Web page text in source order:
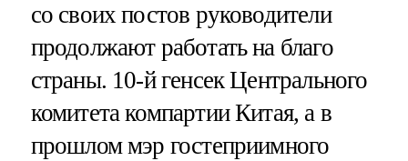
со своих постов руководители
продолжают работать на благо
страны. 10-й генсек Центрального
комитета компартии Китая, а в
прошлом мэр гостеприимного